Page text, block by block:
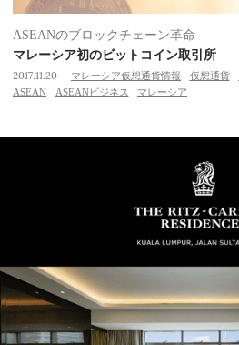
ASEANのブロックチェーン革命
マレーシア初のビットコイン取引所
2017.11.20 マレーシア仮想通貨情報 仮想通貨
ASEAN
ASEANビジネス マレーシア